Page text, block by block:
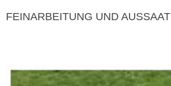
FEINARBEITUNG UND AUSSAAT